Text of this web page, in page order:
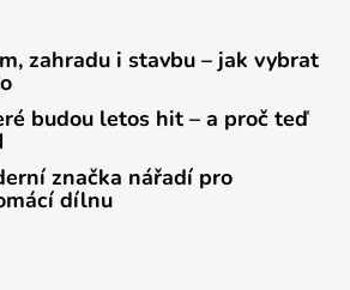
zahradu i stavbu – jak vybrat
budou letos hit – a proč teď
značka nářadí pro
dílnu